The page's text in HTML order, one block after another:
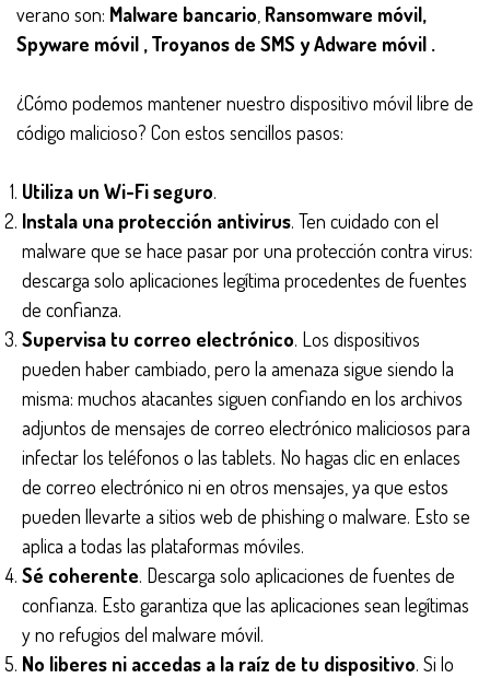
verano son: Malware bancario Ransomware móvil,
Spyware móvil , Troyanos de SMS y Adware móvil .
¿Cómo podemos mantener nuestro dispositivo móvil libre de
código malicioso? Con estos sencillos pasos:
Utiliza un Wi-Fi seguro.
Instala una protección antivirus. Ten cuidado con el
malware que se hace pasar por una protección contra virus:
descarga solo aplicaciones legítima procedentes de fuentes
de confianza.
Supervisa tu correo electrónico. Los dispositivos
pueden haber cambiado, pero la amenaza sigue siendo la
misma: muchos atacantes siguen confiando en los archivos
adjuntos de mensajes de correo electrónico maliciosos para
infectar los teléfonos o las tablets. No hagas clic en enlaces
de correo electrónico ni en otros mensajes, ya que estos
pueden llevarte a sitios web de phishing o malware. Esto se
aplica a todas las plataformas móviles.
Sé coherente. Descarga solo aplicaciones de fuentes de
confianza. Esto garantiza que las aplicaciones sean legítimas
y no refugios del malware móvil.
No liberes ni accedas a la raíz de tu dispositivo. Si lo